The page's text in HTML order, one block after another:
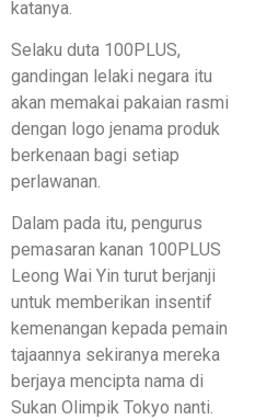
katanya.
Selaku duta 100PLUS,
gandingan lelaki negara itu
akan memakai pakaian rasmi
dengan logo jenama produk
berkenaan bagi setiap
perlawanan.
Dalam pada itu, pengurus
pemasaran kanan 100PLUS
Leong Wai Yin turut berjanji
untuk memberikan insentif
kemenangan kepada pemain
tajaannya sekiranya mereka
berjaya mencipta nama di
Sukan Olimpik Tokyo nanti.